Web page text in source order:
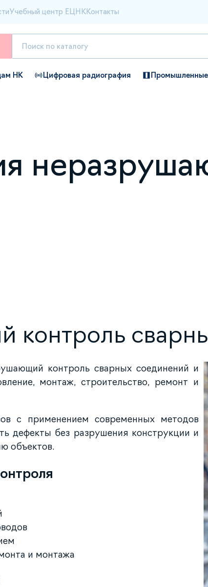
Учебный центр ЕЦНК Контакты
НК Цифровая радиография
контроль
контроль сварных соединений и
монтаж, строительство, ремонт и
с применением современных методов
дефекты без разрушения конструкции и
объектов.
и монтажа